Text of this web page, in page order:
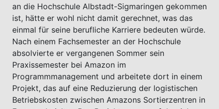
an die Hochschule Albstadt-Sigmaringen gekommen
ist, hätte er wohl nicht damit gerechnet, was das
einmal für seine berufliche Karriere bedeuten würde.
Nach einem Fachsemester an der Hochschule
absolvierte er vergangenen Sommer sein
Praxissemester bei Amazon im
Programmmanagement und arbeitete dort in einem
Projekt, das auf eine Reduzierung der logistischen
Betriebskosten zwischen Amazons Sortierzentren in